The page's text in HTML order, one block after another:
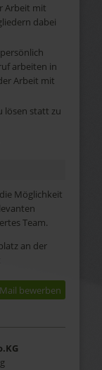
Arbeit mit
dabei
arbeiten in
Arbeit mit
lösen statt zu
Möglichkeit
Team.
an der
bewerben